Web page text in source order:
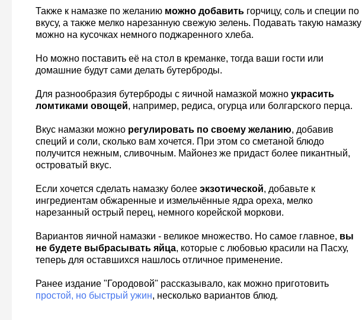
Также к намазке по желанию можно добавитьгорчицу, соль и специи по
вкусу, а также мелко нарезанную свежую зелень. Подавать такую намазку
можно на кусочках немного поджаренного хлеба.
Но можно поставить её на стол в креманке, тогда ваши гости или
домашние будут сами делать бутерброды.
Для разнообразия бутерброды с яичной намазкой можно украсить
ломтиками овощей, например, редиса, огурца или болгарского перца.
Вкус намазки можно регулировать по своему желанию, добавив
специй и соли, сколько вам хочется. При этом со сметаной блюдо
получится нежным, сливочным. Майонез же придаст более пикантный,
островатый вкус.
Если хочется сделать намазку более экзотической, добавьте к
ингредиентам обжаренные и измельчённые ядра ореха, мелко
нарезанный острый перец, немного корейской моркови.
Вариантов яичной намазки - великое множество. Но самое главное, вы
не будете выбрасывать яйца, которые с любовью красили на Пасху,
теперь для оставшихся нашлось отличное применение.
Ранее издание "Городовой" рассказывало, как можно приготовить
простой, но быстрый ужин, несколько вариантов блюд.